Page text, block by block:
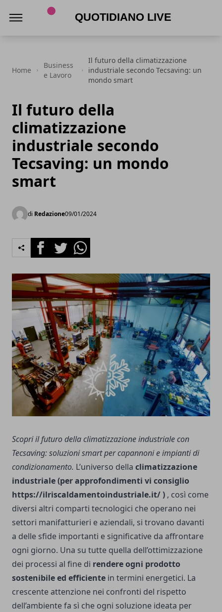
Home
Business
e Lavoro
Il futuro della climatizzazione
industriale secondo Tecsaving: un
mondo smart
Il futuro della
climatizzazione
industriale secondo
Tecsaving: un mondo
smart
di Redazione09/01/2024
FacebookTwitterWhatsapp
Scopri il futuro della climatizzazione industriale con
Tecsaving: soluzioni smart per capannoni e impianti di
condizionamento. L’universo della climatizzazione
industriale (per approfondimenti vi consiglio
https://ilriscaldamentoindustriale.it/) , così come
diversi altri comparti tecnologici che operano nei
settori manifatturieri e aziendali, si trovano davanti
a delle sfide importanti e significative da affrontare
ogni giorno. Una su tutte quella dell’ottimizzazione
dei processi al fine di rendere ogni prodotto
sostenibile ed efficiente in termini energetici. La
crescente attenzione nei confronti del rispetto
dell’ambiente fa sì che ogni soluzione ideata per